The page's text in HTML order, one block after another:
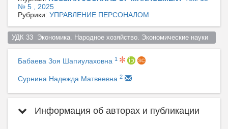
№ 5 , 2025
Рубрики: УПРАВЛЕНИЕ ПЕРСОНАЛОМ
УДК 33  Экономика. Народное хозяйство. Экономические науки
Бабаева Зоя Шапиулаховна 1
Сурнина Надежда Матвеевна 2
Информация об авторах и публикации